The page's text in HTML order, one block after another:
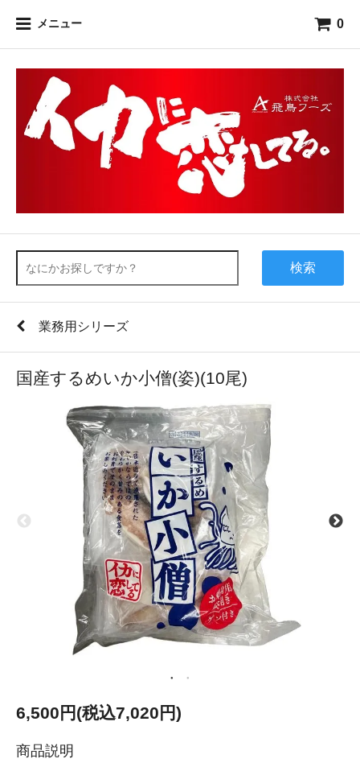
メニュー 0
検索
業務用シリーズ
国産するめいか小僧(姿)(10尾)
6,500円(税込7,020円)
商品説明